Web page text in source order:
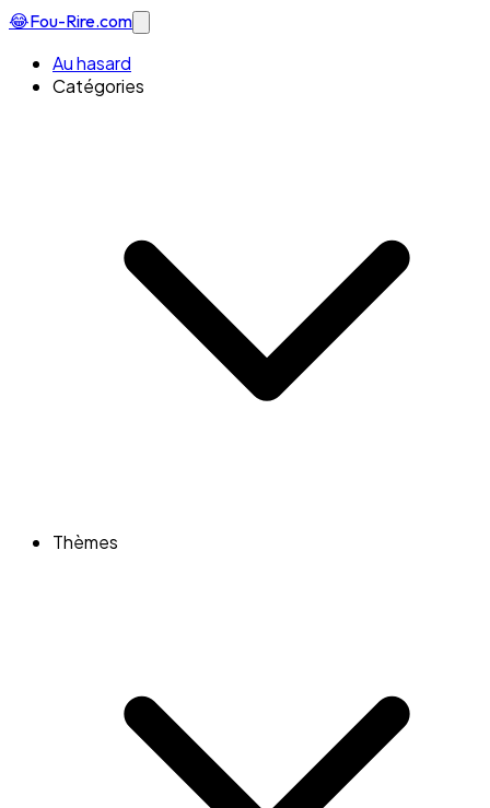
😂Fou-Rire.com
Au hasard
Catégories
Thèmes